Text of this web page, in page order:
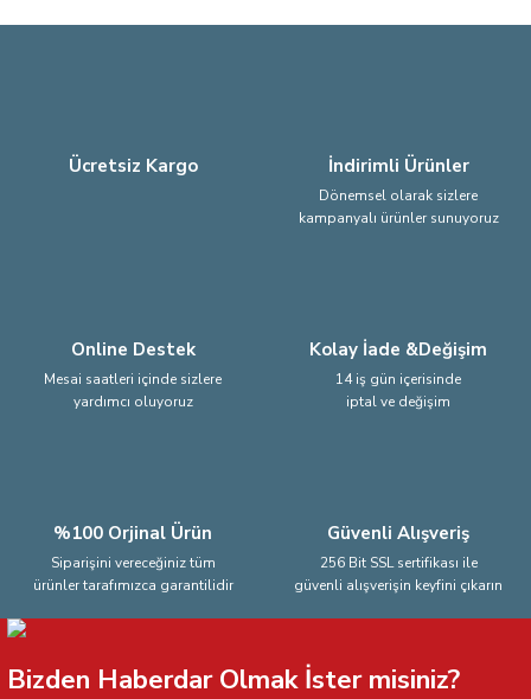
Ücretsiz Kargo İndirimli Ürünler
Dönemsel olarak sizlere
kampanyalı ürünler sunuyoruz
Online Destek
Mesai saatleri içinde sizlere
yardımcı oluyoruz
Kolay İade &Değişim
14 iş gün içerisinde
iptal ve değişim
%100 Orjinal Ürün
Siparişini vereceğiniz tüm
ürünler tarafımızca garantilidir
Güvenli Alışveriş
256 Bit SSL sertifikası ile
güvenli alışverişin keyfini çıkarın
Bizden Haberdar Olmak İster misiniz?